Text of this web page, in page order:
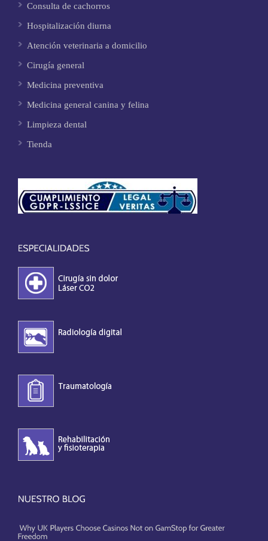
Consulta de cachorros
Hospitalización diurna
Atención veterinaria a domicilio
Cirugía general
Medicina preventiva
Medicina general canina y felina
Limpieza dental
Tienda